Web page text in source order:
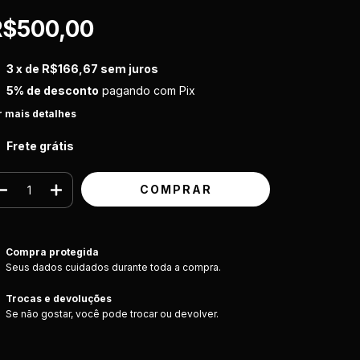
3 x de R$166,67 sem juros
5% de desconto pagando com Pix
mais detalhes
Frete grátis
Compra protegida
Seus dados cuidados durante toda a compra.
Trocas e devoluções
Se não gostar, você pode trocar ou devolver.